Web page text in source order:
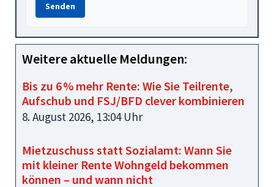
Senden
Weitere aktuelle Meldungen:
Bis zu 6 % mehr Rente: Wie Sie Teilrente,
Aufschub und FSJ/BFD clever kombinieren
8. August 2026, 13:04 Uhr
Mietzuschuss statt Sozialamt: Wann Sie
mit kleiner Rente Wohngeld bekommen
können – und wann nicht